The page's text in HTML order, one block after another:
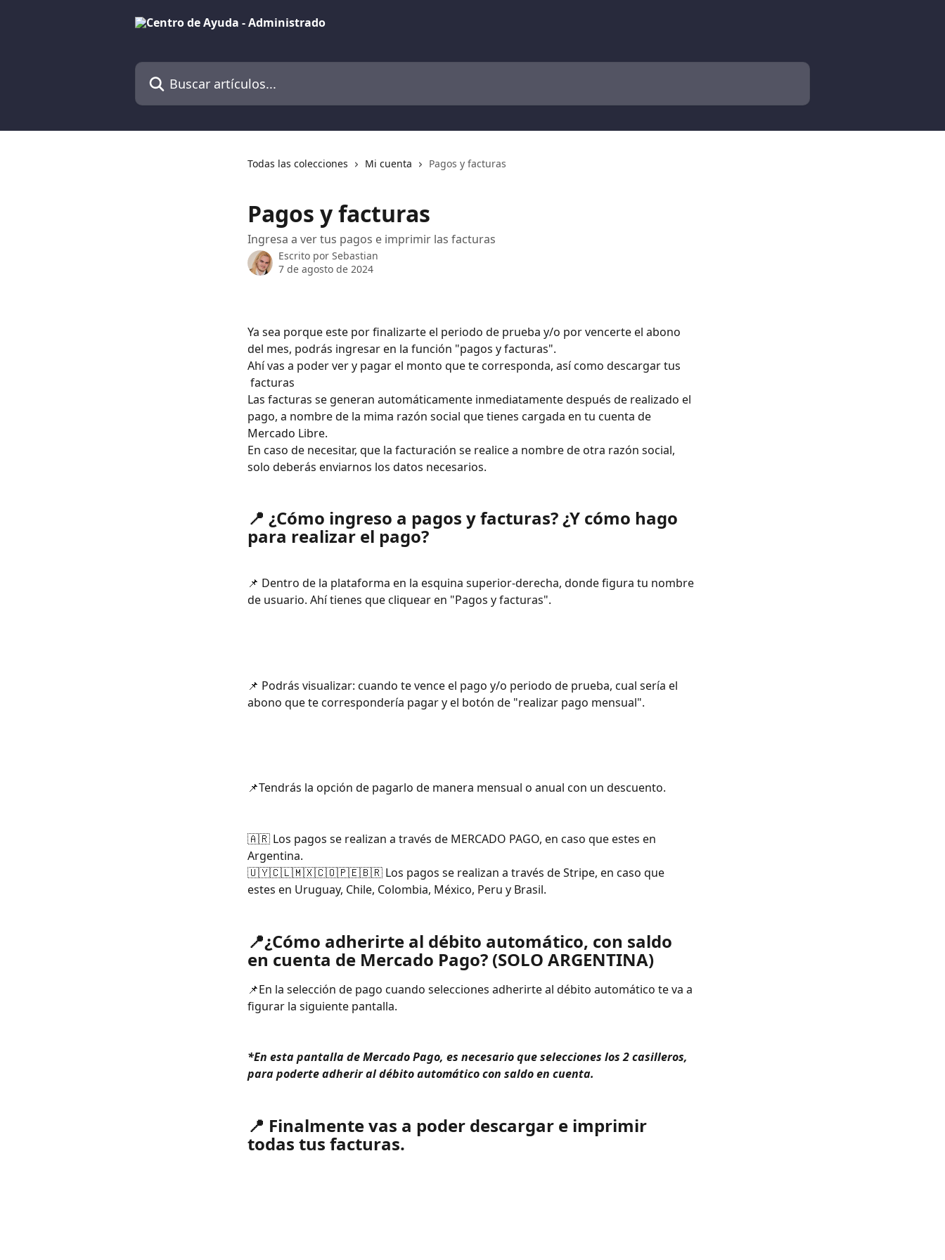
Buscar artículos...
Todas las colecciones Mi cuenta Pagos y facturas
Pagos y facturas
Ingresa a ver tus pagos e imprimir las facturas
Escrito por Sebastian
7 de agosto de 2024
Ya sea porque este por finalizarte el periodo de prueba y/o por vencerte el abono
del mes, podrás ingresar en la función "pagos y facturas".
Ahí vas a poder ver y pagar el monto que te corresponda, así como descargar tus
facturas
Las facturas se generan automáticamente inmediatamente después de realizado el
pago, a nombre de la mima razón social que tienes cargada en tu cuenta de
Mercado Libre.
En caso de necesitar, que la facturación se realice a nombre de otra razón social,
solo deberás enviarnos los datos necesarios.
📍 ¿Cómo ingreso a pagos y facturas? ¿Y cómo hago
para realizar el pago?
📌 Dentro de la plataforma en la esquina superior-derecha, donde figura tu nombre
de usuario. Ahí tienes que cliquear en "Pagos y facturas".
📌 Podrás visualizar: cuando te vence el pago y/o periodo de prueba, cual sería el
abono que te correspondería pagar y el botón de "realizar pago mensual".
📌Tendrás la opción de pagarlo de manera mensual o anual con un descuento.
🇦🇷 Los pagos se realizan a través de MERCADO PAGO, en caso que estes en
Argentina.
🇺🇾🇨🇱🇲🇽🇨🇴🇵🇪🇧🇷 Los pagos se realizan a través de Stripe, en caso que
estes en Uruguay, Chile, Colombia, México, Peru y Brasil.
📍¿Cómo adherirte al débito automático, con saldo
en cuenta de Mercado Pago? (SOLO ARGENTINA)
📌En la selección de pago cuando selecciones adherirte al débito automático te va a
figurar la siguiente pantalla.
*En esta pantalla de Mercado Pago, es necesario que selecciones los 2 casilleros,
para poderte adherir al débito automático con saldo en cuenta.
📍 Finalmente vas a poder descargar e imprimir
todas tus facturas.